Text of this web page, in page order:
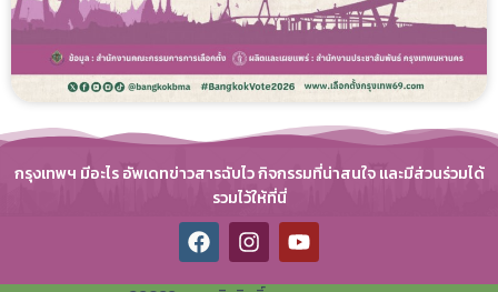
กรุงเทพฯ มีอะไร อัพเดทข่าวสารฉับไว กิจกรรมที่น่าสนใจ และมีส่วนร่วมได้
รวมไว้ให้ที่นี่